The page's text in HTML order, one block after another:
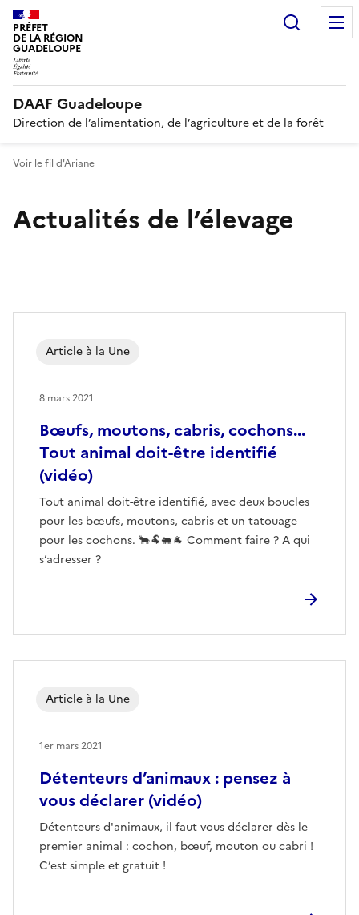
PRÉFET
DE LA RÉGION
GUADELOUPE
DAAF Guadeloupe
Direction de l’alimentation, de l’agriculture et de la forêt
Voir le fil d'Ariane
Actualités de l’élevage
Bœufs, moutons, cabris, cochons...
Tout animal doit-être identifié
(vidéo)
Tout animal doit-être identifié, avec deux boucles
pour les bœufs, moutons, cabris et un tatouage
pour les cochons. 🐂🐏🐖🐐 Comment faire ? A qui
s’adresser ?
Article à la Une
8 mars 2021
Détenteurs d’animaux : pensez à
vous déclarer (vidéo)
Détenteurs d'animaux, il faut vous déclarer dès le
premier animal : cochon, bœuf, mouton ou cabri !
C’est simple et gratuit !
Article à la Une
1er mars 2021